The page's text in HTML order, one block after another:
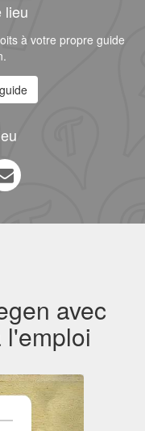
lieu
à votre propre guide
avec
l'emploi